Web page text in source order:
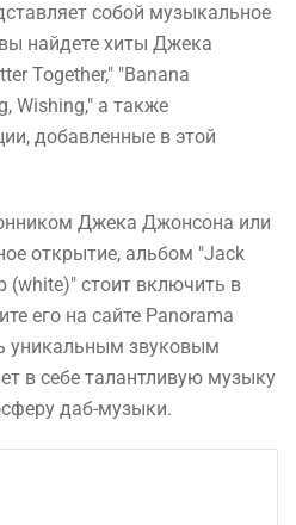
собой музыкальное
найдете хиты Джека
Together," "Banana
Wishing," а также
добавленные в этой
Джека Джонсона или
открытие, альбом "Jack
(white)" стоит включить в
его на сайте Panorama
уникальным звуковым
в себе талантливую музыку
даб-музыки.